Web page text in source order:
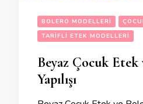
BOLERO MODELLERI
TARIFLI ETEK MODELLERI
Beyaz Çocuk Etek
Yapılışı